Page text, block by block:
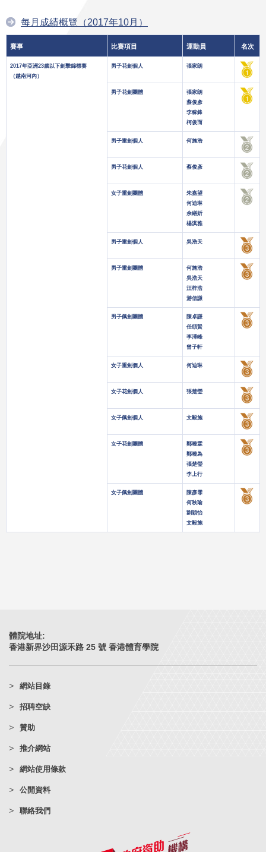
每月成績概覽（2017年10月）
賽事 比賽項目 運動員 名次
2017年亞洲23歲以下劍擊錦標賽
（越南河內）
男子花劍個人 張家朗
男子花劍團體
張家朗
蔡俊彥
李稼鋒
柯俊而
男子重劍個人 何施浩
男子花劍個人 蔡俊彥
女子重劍團體
朱嘉望
何迪琳
佘繕妡
楊淇雅
男子重劍個人 吳浩天
男子重劍團體
何施浩
吳浩天
汪梓浩
游信謙
男子佩劍團體
陳卓謙
任頌賢
李澤峰
曾子軒
女子重劍個人 何迪琳
女子花劍個人 張楚瑩
女子佩劍個人 文毅施
女子花劍團體
鄭曉霖
鄭曉為
張楚瑩
李上行
女子佩劍團體
陳彥霏
何秋瑜
劉穎怡
文毅施
體院地址:
香港新界沙田源禾路 25 號 香港體育學院
網站目錄
招聘空缺
贊助
推介網站
網站使用條款
公開資料
聯絡我們